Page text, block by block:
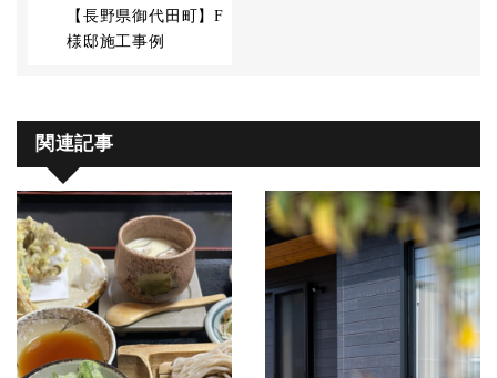
【長野県御代田町】F
様邸施工事例
関連記事